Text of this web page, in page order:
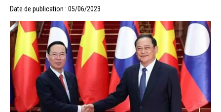
Date de publication : 05/06/2023